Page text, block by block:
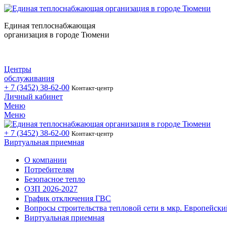
Единая теплоснабжающая
организация в городе Тюмени
Центры
обслуживания
+ 7 (3452) 38-62-00 Контакт-центр
Личный кабинет
Меню
Меню
+ 7 (3452) 38-62-00 Контакт-центр
Виртуальная приемная
О компании
Потребителям
Безопасное тепло
ОЗП 2026-2027
График отключения ГВС
Вопросы строительства тепловой сети в мкр.
Виртуальная приемная